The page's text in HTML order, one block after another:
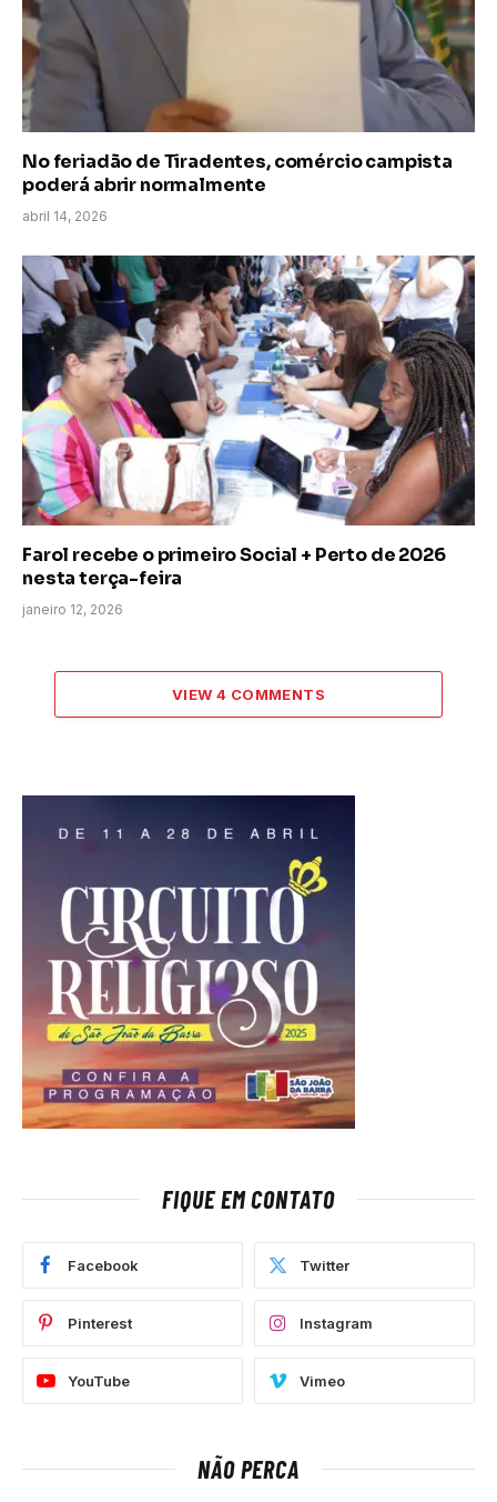
No feriadão de Tiradentes, comércio campista
poderá abrir normalmente
abril 14, 2026
Farol recebe o primeiro Social + Perto de 2026
nesta terça-feira
janeiro 12, 2026
VIEW 4 COMMENTS
FIQUE EM CONTATO
Facebook Twitter
Pinterest Instagram
YouTube Vimeo
NÃO PERCA